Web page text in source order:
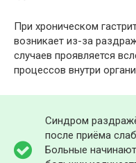
При хроническом
возникает из-за
случаев проявляется
процессов внутри
Синдром
после приёма
Больные